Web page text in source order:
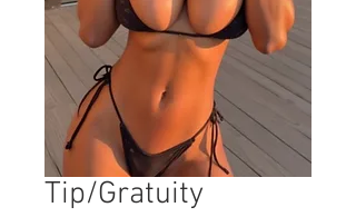
Tip/Gratuity